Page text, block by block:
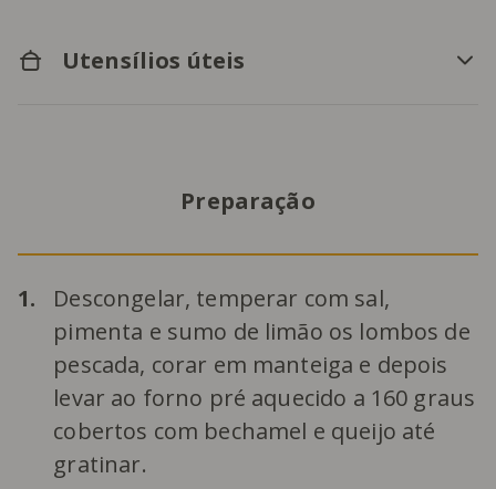
Utensílios úteis
Preparação
1.
Descongelar, temperar com sal,
pimenta e sumo de limão os lombos de
pescada, corar em manteiga e depois
levar ao forno pré aquecido a 160 graus
cobertos com bechamel e queijo até
gratinar.